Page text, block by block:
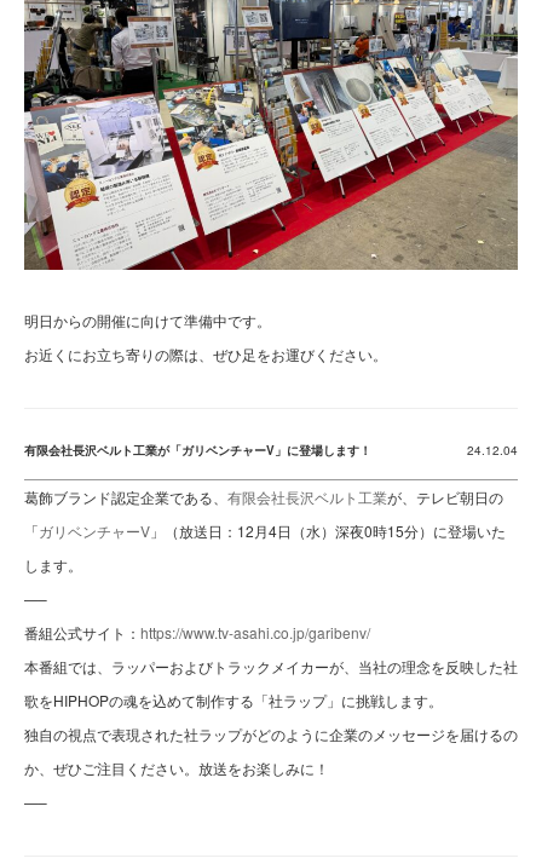
明日からの開催に向けて準備中です。
お近くにお立ち寄りの際は、ぜひ足をお運びください。
有限会社長沢ベルト工業が「ガリベンチャーV」に登場します！ 24.12.04
葛飾ブランド認定企業である、 有限会社長沢ベルト工業が、テレビ朝日の
「ガリベンチャーV 」（放送日：12月4日（水）深夜0時15分）に登場いた
します。
—–
番組公式サイト： https://www.tv-asahi.co.jp/garibenv/
本番組では、ラッパーおよびトラックメイカーが、当社の理念を反映した社
歌をHIPHOPの魂を込めて制作する「社ラップ」に挑戦します。
独自の視点で表現された社ラップがどのように企業のメッセージを届けるの
か、ぜひご注目ください。放送をお楽しみに！
—–